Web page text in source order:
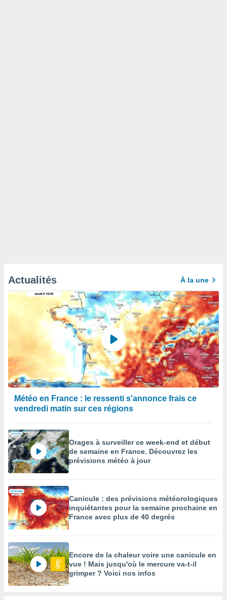
Actualités À la une
Météo en France : le ressenti s'annonce frais ce
vendredi matin sur ces régions
Orages à surveiller ce week-end et début
de semaine en France. Découvrez les
prévisions météo à jour
Canicule : des prévisions météorologiques
inquiétantes pour la semaine prochaine en
France avec plus de 40 degrés
Encore de la chaleur voire une canicule en
vue ! Mais jusqu'où le mercure va-t-il
grimper ? Voici nos infos